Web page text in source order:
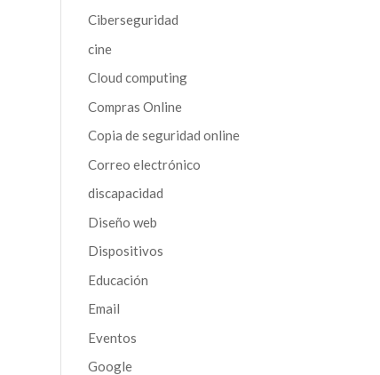
Ciberseguridad
cine
Cloud computing
Compras Online
Copia de seguridad online
Correo electrónico
discapacidad
Diseño web
Dispositivos
Educación
Email
Eventos
Google